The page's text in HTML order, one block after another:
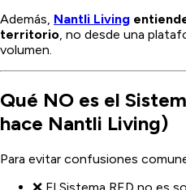
Además, Nantli Living
territorio, no desde una
volumen.
Qué NO es el
hace Nantli Living)
Para evitar confusiones